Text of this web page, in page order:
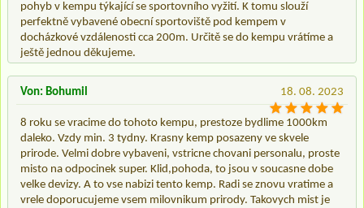
pohyb v kempu týkající se sportovního vyžití. K tomu slouží
perfektně vybavené obecní sportoviště pod kempem v
docházkové vzdálenosti cca 200m. Určitě se do kempu vrátíme a
ještě jednou děkujeme.
18. 08. 2023
Von: Bohumil
8 roku se vracime do tohoto kempu, prestoze bydlime 1000km
daleko. Vzdy min. 3 tydny. Krasny kemp posazeny ve skvele
prirode. Velmi dobre vybaveni, vstricne chovani personalu, proste
misto na odpocinek super. Klid,pohoda, to jsou v soucasne dobe
velke devizy. A to vse nabizi tento kemp. Radi se znovu vratime a
vrele doporucujeme vsem milovnikum prirody. Takovych mist je